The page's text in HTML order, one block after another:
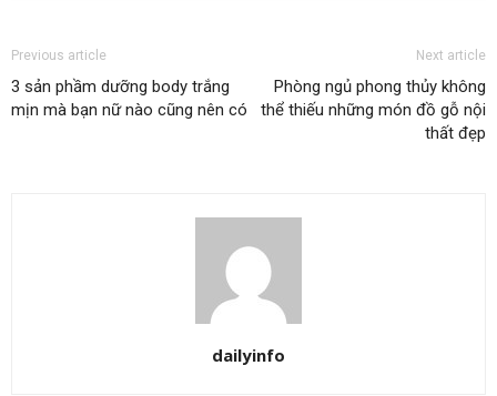
Previous article
3 sản phầm dưỡng body trắng
mịn mà bạn nữ nào cũng nên có
Next article
Phòng ngủ phong thủy không
thể thiếu những món đồ gỗ nội
thất đẹp
dailyinfo